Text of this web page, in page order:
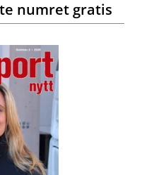
numret gratis